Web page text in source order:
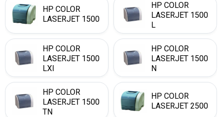
HP COLOR
LASERJET 1500
HP COLOR
LASERJET 1500
L
HP COLOR
LASERJET 1500
LXI
HP COLOR
LASERJET 1500
N
HP COLOR
LASERJET 1500
TN
HP COLOR
LASERJET 2500